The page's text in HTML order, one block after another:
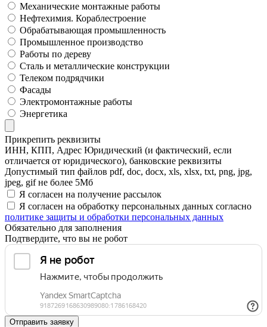
Механические монтажные работы
Нефтехимия. Кораблестроение
Обрабатывающая промышленность
Промышленное производство
Работы по дереву
Сталь и металлические конструкции
Телеком подрядчики
Фасады
Электромонтажные работы
Энергетика
Прикрепить реквизиты
ИНН, КПП, Адрес Юридический (и фактический, если
отличается от юридического), банковские реквизиты
Допустимый тип файлов pdf, doc, docx, xls, xlsx, txt, png, jpg,
jpeg, gif не более 5Мб
Я согласен на получение рассылок
Я согласен на обработку персональных данных согласно
политике защиты и обработки персональных данных
Обязательно для заполнения
Подтвердите, что вы не робот
Отправить заявку